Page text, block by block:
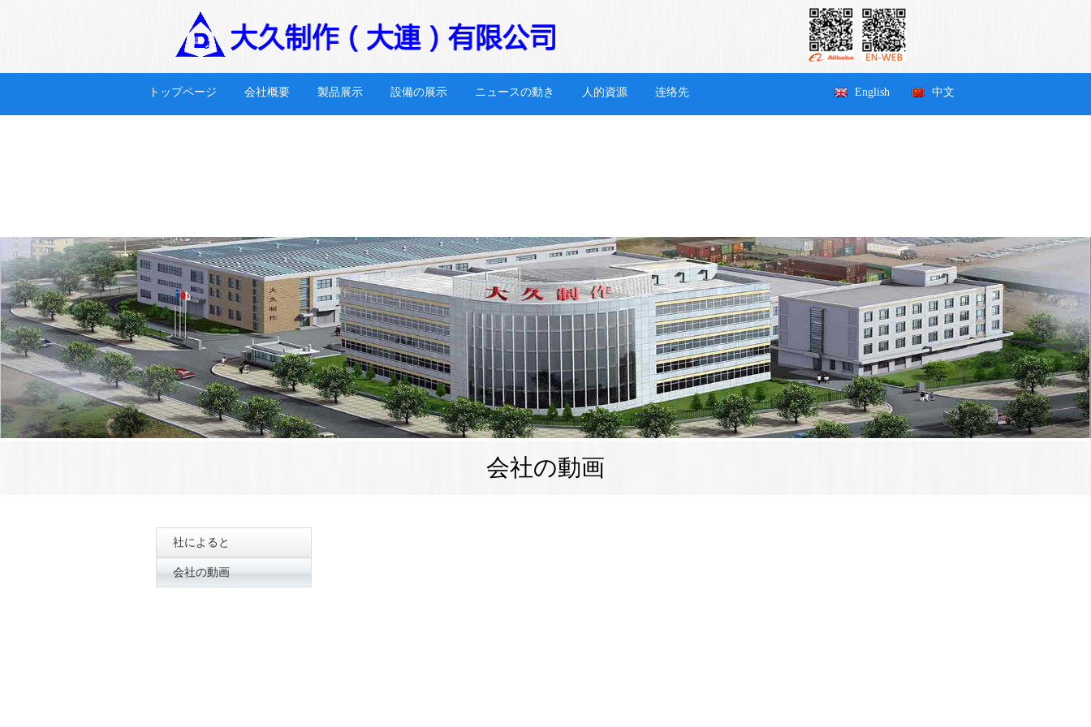
トップページ 会社概要 製品展示 設備の展示 ニュースの動き 人的資源 连络先 English 中文
会社の動画
社によると
会社の動画